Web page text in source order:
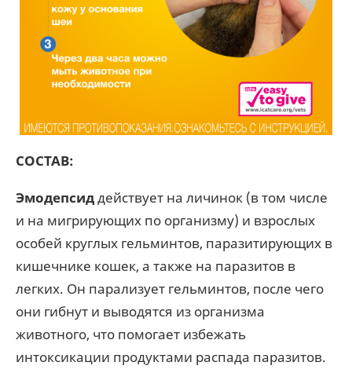
СОСТАВ:
Эмодепсиддействует на личинок (в том числе
и на мигрирующих по организму) и взрослых
особей круглых гельминтов, паразитирующих в
кишечнике кошек, а также на паразитов в
легких. Он парализует гельминтов, после чего
они гибнут и выводятся из организма
животного, что помогает избежать
интоксикации продуктами распада паразитов.